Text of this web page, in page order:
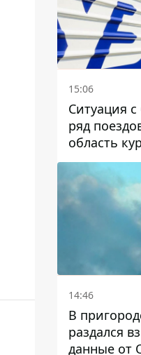
15:06
Ситуация
ряд
область
часть пути
14:46
В
раздался
данные от